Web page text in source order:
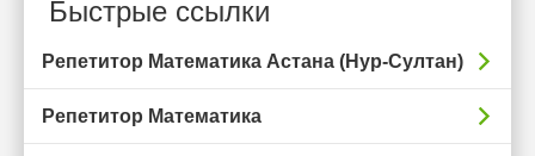
Быстрые ссылки
Репетитор Математика Астана (Нур-Султан)
Репетитор Математика